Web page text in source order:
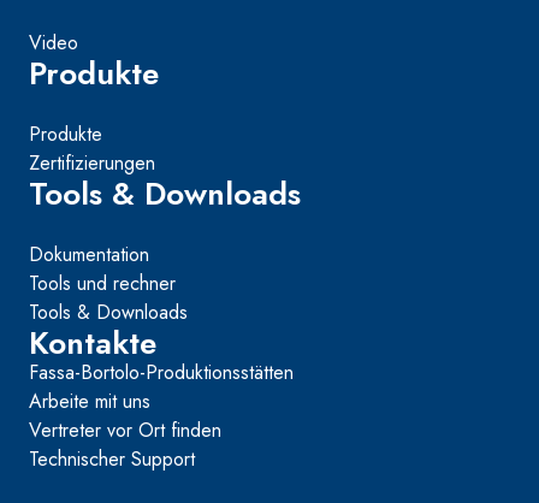
Video
Produkte
Produkte
Zertifizierungen
Tools & Downloads
Dokumentation
Tools und rechner
Tools & Downloads
Kontakte
Fassa-Bortolo-Produktionsstätten
Arbeite mit uns
Vertreter vor Ort finden
Technischer Support